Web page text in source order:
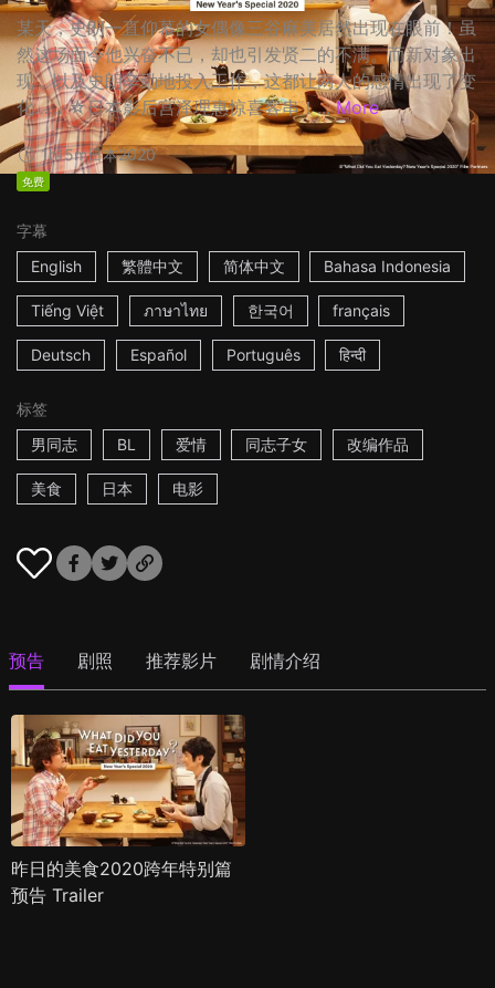
某天，史朗一直仰慕的女偶像三谷麻美居然出现在眼前！虽
然这场面令他兴奋不已，却也引发贤二的不满。而新对象出
现，以及史朗辛勤地投入工作，这都让两人的感情出现了变
化…… ☆日本影后宫泽理惠惊喜客串！... More
1h15m日本2020
免费
字幕
English
繁體中文 简体中文 Bahasa Indonesia
Tiếng Việt ภาษาไทย 한국어 français
Deutsch Español Português हिन्दी
标签
男同志
BL 爱情 同志子女 改编作品
美食 日本 电影
预告 剧照 推荐影片 剧情介绍
昨日的美食2020跨年特别篇
预告 Trailer